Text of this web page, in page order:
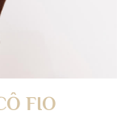
FIO